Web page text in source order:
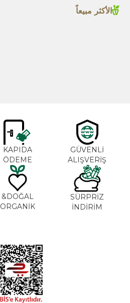
الأكثر مبيعاً
GÜVENLİ
ALIŞVERİŞ
KAPIDA
ÖDEME
SÜRPRİZ
İNDİRİM
DOĞAL&
ORGANİK